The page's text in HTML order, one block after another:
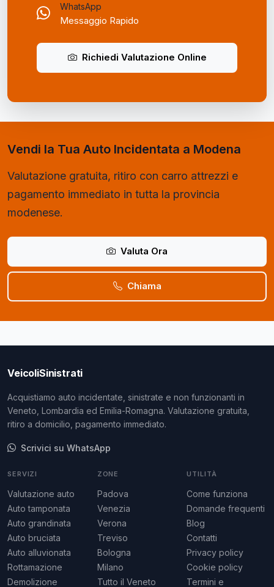
WhatsApp
Messaggio Rapido
Richiedi Valutazione Online
Vendi la Tua Auto Incidentata a Modena
Valutazione gratuita, ritiro con carro attrezzi e
pagamento immediato in tutta la provincia
modenese.
Valuta Ora
Chiama
VeicoliSinistrati
Acquistiamo auto incidentate, sinistrate e non funzionanti in
Veneto, Lombardia ed Emilia-Romagna. Valutazione gratuita,
ritiro a domicilio, pagamento immediato.
Scrivici su WhatsApp
SERVIZI
Valutazione auto
Auto tamponata
Auto grandinata
Auto bruciata
Auto alluvionata
Rottamazione
Demolizione
ZONE
Padova
Venezia
Verona
Treviso
Bologna
Milano
Tutto il Veneto
UTILITÀ
Come funziona
Domande frequenti
Blog
Contatti
Privacy policy
Cookie policy
Termini e